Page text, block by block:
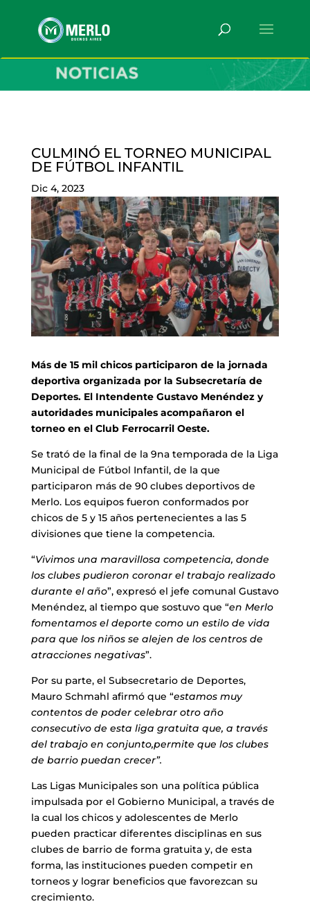
CULMINÓ EL TORNEO MUNICIPAL
DE FÚTBOL INFANTIL
Dic 4, 2023
Más de 15 mil chicos participaron de la jornada
deportiva organizada por la Subsecretaría de
Deportes. El Intendente Gustavo Menéndez y
autoridades municipales acompañaron el
torneo en el Club Ferrocarril Oeste.
Se trató de la final de la 9na temporada de la Liga
Municipal de Fútbol Infantil, de la que
participaron más de 90 clubes deportivos de
Merlo. Los equipos fueron conformados por
chicos de 5 y 15 años pertenecientes a las 5
divisiones que tiene la competencia.
“Vivimos una maravillosa competencia, donde
los clubes pudieron coronar el trabajo realizado
durante el año”, expresó el jefe comunal Gustavo
Menéndez, al tiempo que sostuvo que “en Merlo
fomentamos el deporte como un estilo de vida
para que los niños se alejen de los centros de
atracciones negativas”.
Por su parte, el Subsecretario de Deportes,
Mauro Schmahl afirmó que “estamos muy
contentos de poder celebrar otro año
consecutivo de esta liga gratuita que, a través
del trabajo en conjunto,permite que los clubes
de barrio puedan crecer”.
Las Ligas Municipales son una política pública
impulsada por el Gobierno Municipal, a través de
la cual los chicos y adolescentes de Merlo
pueden practicar diferentes disciplinas en sus
clubes de barrio de forma gratuita y, de esta
forma, las instituciones pueden competir en
torneos y lograr beneficios que favorezcan su
crecimiento.